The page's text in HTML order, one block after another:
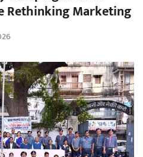
Rethinking Marketing